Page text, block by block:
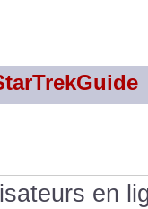
JE vous
en